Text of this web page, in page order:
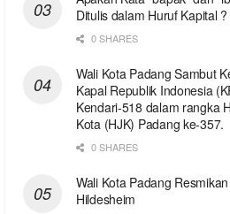
Ditulis dalam Huruf Kapital ?
0 SHARES
Wali Kota Padang Sambut
Kapal Republik Indonesia
Kendari-518 dalam rangka
Kota (HJK) Padang ke-357.
0 SHARES
Wali Kota Padang
Hildesheim